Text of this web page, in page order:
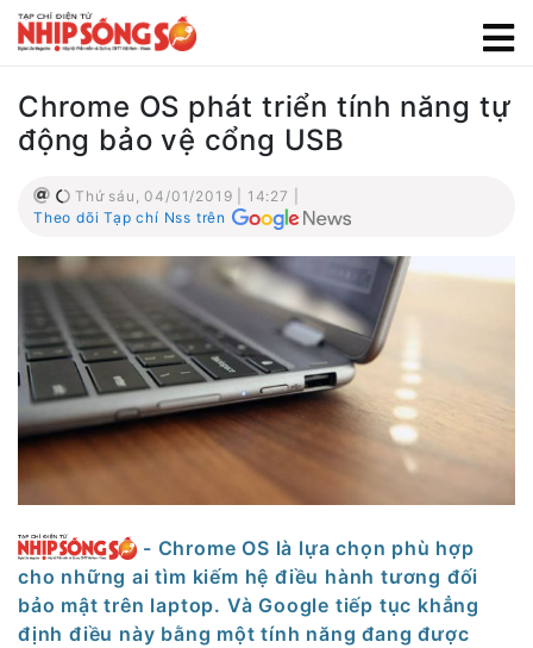
Chrome OS phát triển tính năng tự
động bảo vệ cổng USB
Thứ sáu, 04/01/2019 | 14:27 |
Theo dõi Tạp chí Nss trên
- Chrome OS là lựa chọn phù hợp
cho những ai tìm kiếm hệ điều hành tương đối
bảo mật trên laptop. Và Google tiếp tục khẳng
định điều này bằng một tính năng đang được